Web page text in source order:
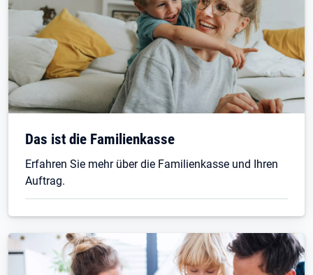
Das ist die Familienkasse
Erfahren Sie mehr über die Familienkasse und Ihren
Auftrag.